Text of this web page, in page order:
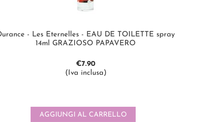
- Les Eternelles - EAU DE TOILETTE spray
14ml GRAZIOSO PAPAVERO
€7.90
(Iva inclusa)
AGGIUNGI AL CARRELLO